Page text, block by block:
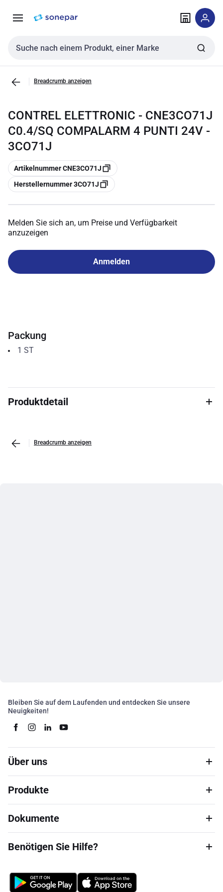
NavigationInhalt
Sucheingabe
Breadcrumb anzeigen
CONTREL ELETTRONIC - CNE3CO71J
C0.4/SQ COMPALARM 4 PUNTI 24V -
3CO71J
Kopieren
Artikelnummer CNE3CO71J
Kopieren
Herstellernummer 3CO71J
Melden Sie sich an, um Preise und Verfügbarkeit
anzuzeigen
Anmelden
Packung
1 ST
Produktdetail
Breadcrumb anzeigen
Bleiben Sie auf dem Laufenden und entdecken Sie unsere
Neuigkeiten!
Über uns
Produkte
Dokumente
Benötigen Sie Hilfe?